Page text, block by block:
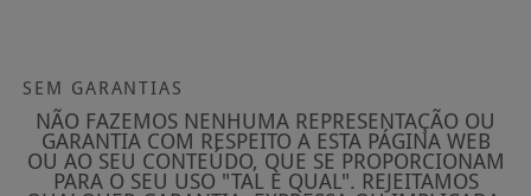
SEM GARANTIAS
NÃO FAZEMOS NENHUMA REPRESENTAÇÃO OU
GARANTIA COM RESPEITO A ESTA PÁGINA WEB
OU AO SEU CONTEÚDO, QUE SE PROPORCIONAM
PARA O SEU USO "TAL E QUAL". REJEITAMOS